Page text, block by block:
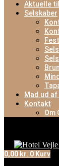
Aktuelle
Selskaber
Mad ud
Kontakt
Om
0,00 kr. 0 Kurv